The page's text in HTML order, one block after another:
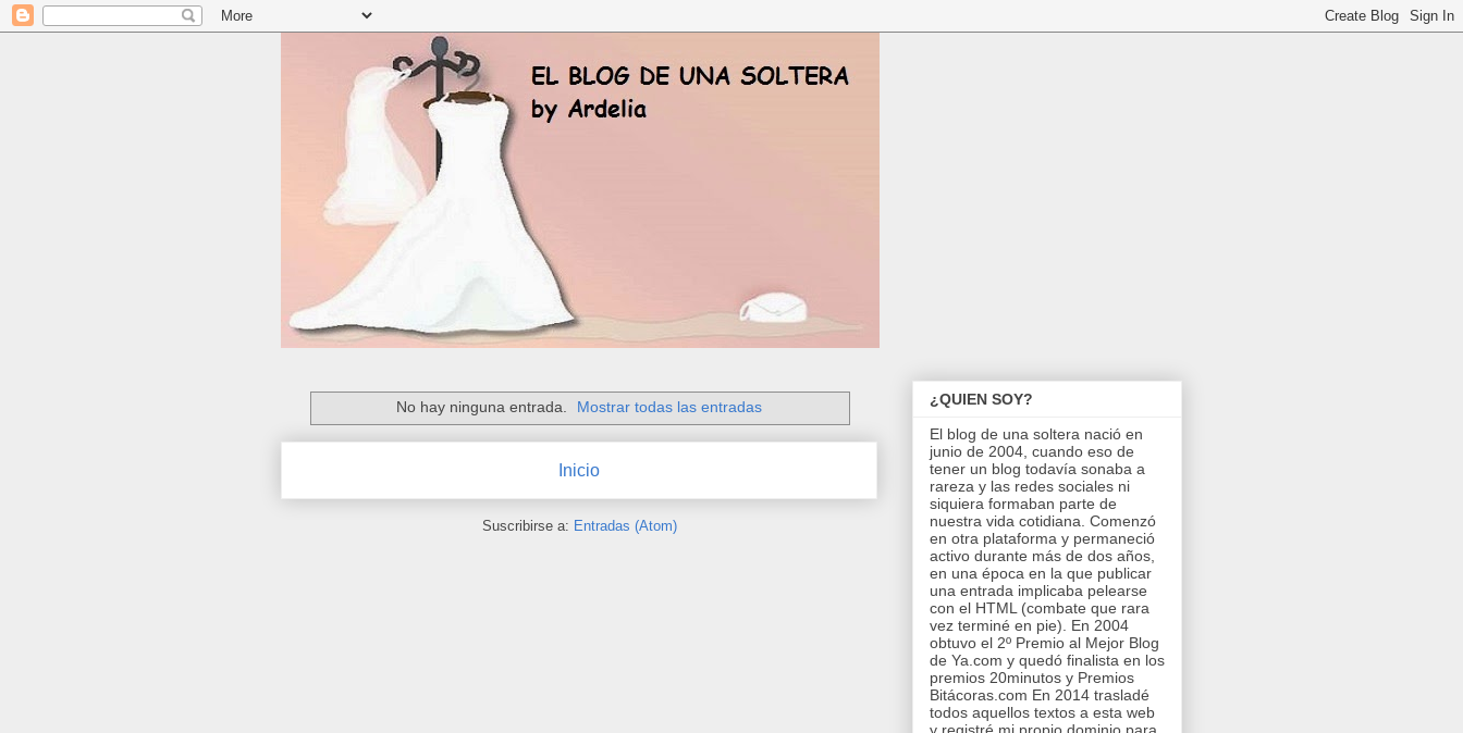
No hay ninguna entrada. Mostrar todas las entradas
Inicio
Suscribirse a: Entradas (Atom)
¿QUIEN SOY?
El blog de una soltera nació en
junio de 2004, cuando eso de
tener un blog todavía sonaba a
rareza y las redes sociales ni
siquiera formaban parte de
nuestra vida cotidiana. Comenzó
en otra plataforma y permaneció
activo durante más de dos años,
en una época en la que publicar
una entrada implicaba pelearse
con el HTML (combate que rara
vez terminé en pie). En 2004
obtuvo el 2º Premio al Mejor Blog
de Ya.com y quedó finalista en los
premios 20minutos y Premios
Bitácoras.com En 2014 trasladé
todos aquellos textos a esta web